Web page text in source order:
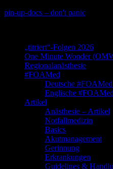
Skip
pin-up-docs – don't panic
„titriert“-Folgen 2026
One Minute Wonder
Regionalanästhesie
#FOAMed
Deutsche #FOAMed
Englische
Artikel
Anästhesie – Artikel
Notfallmedizin
Basics
Akutmanagement
Gerinnung
Erkrankungen
Guidelines &